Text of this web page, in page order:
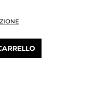
inserisci la